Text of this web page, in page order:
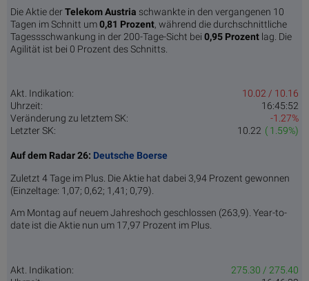
Die Aktie derTelekom Austria schwankte in den vergangenen 10
Tagen im Schnitt um0,81 Pro­zent, während die durchschnittliche
Tagessschwankung in der 200-Tage-Sicht bei 0,95 Prozent lag. Die
Agilität ist bei 0 Prozent des Schnitts.
Akt. Indikation:
10.02 / 10.16
Uhrzeit:
16:45:52
Veränderung zu letztem SK:
-1.27%
Letzter SK:
( 1.59%)
10.22
Auf dem Radar 26: Deutsche Boerse
Zuletzt 4 Tage im Plus. Die Aktie hat dabei 3,94 Prozent gewonnen
(Einzeltage: 1,07; 0,62; 1,41; 0,79).
Am Montag auf neuem Jahreshoch geschlossen (263,9). Year-to-
date ist die Aktie nun um 17,97 Prozent im Plus.
Akt. Indikation:
275.30 / 275.40